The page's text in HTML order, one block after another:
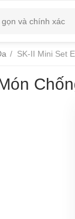
/ SK-II Mini Set